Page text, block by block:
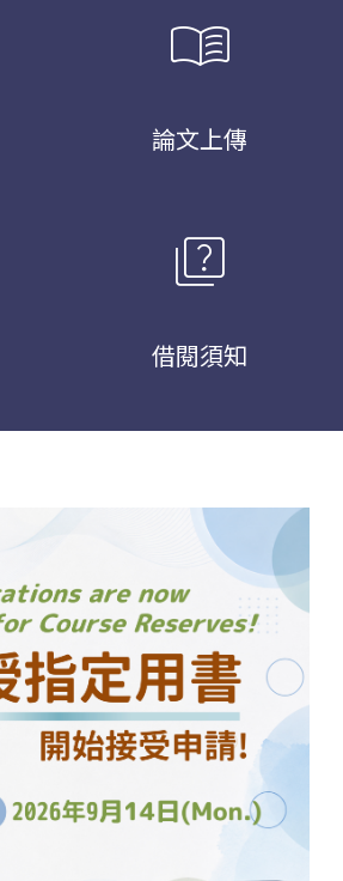
menu_book
論文上傳
quiz
借閱須知